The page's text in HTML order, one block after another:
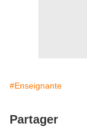
#Enseignante
Partager